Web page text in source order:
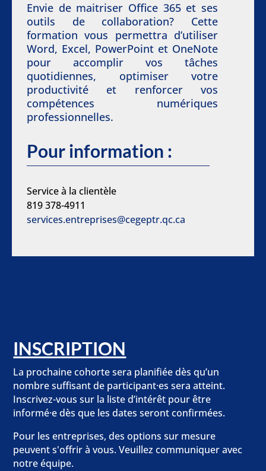
Envie de maitriser Office 365 et ses
outils de collaboration? Cette
formation vous permettra d’utiliser
Word, Excel, PowerPoint et OneNote
pour accomplir vos tâches
quotidiennes, optimiser votre
productivité et renforcer vos
compétences numériques
professionnelles.
Pour information :
Service à la clientèle
819 378-4911
services.entreprises@cegeptr.qc.ca
INSCRIPTION
La prochaine cohorte sera planifiée dès qu’un
nombre suffisant de participant·es sera atteint.
Inscrivez-vous sur la liste d’intérêt pour être
informé·e dès que les dates seront confirmées.
Pour les entreprises, des options sur mesure
peuvent s'offrir à vous. Veuillez communiquer avec
notre équipe.